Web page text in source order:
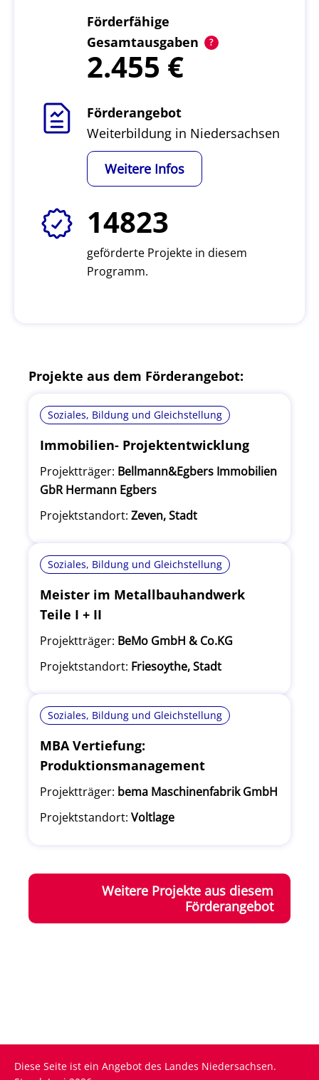
Förderfähige
Gesamtausgaben
2.455
Förderangebot
Weiterbildung in Niedersachsen
Weitere Infos
14823
geförderte Projekte in diesem
Programm.
Projekte aus dem Förderangebot:
Soziales, Bildung und Gleichstellung
Immobilien- Projektentwicklung
Projektträger: Bellmann&Egbers Immobilien
GbR Hermann Egbers
Projektstandort: Zeven, Stadt
Soziales, Bildung und Gleichstellung
Meister im Metallbauhandwerk
Teile I + II
Projektträger: BeMo GmbH & Co.KG
Projektstandort: Friesoythe, Stadt
Soziales, Bildung und Gleichstellung
MBA Vertiefung:
Produktionsmanagement
Projektträger: bema Maschinenfabrik GmbH
Projektstandort: Voltlage
Weitere Projekte aus diesem
Förderangebot
Diese Seite ist ein Angebot des Landes Niedersachsen.